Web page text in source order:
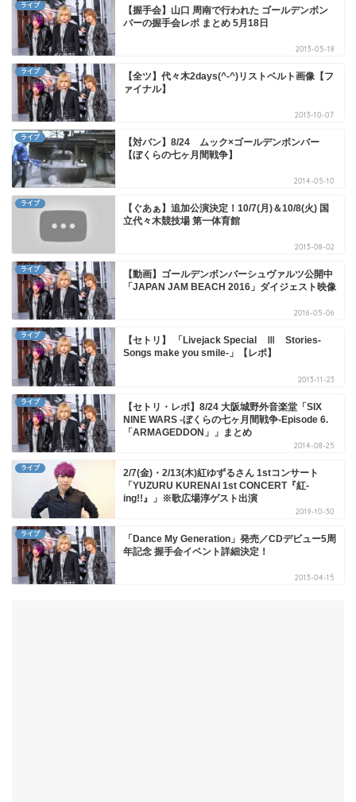
ライブ
【握手会】山口 周南で行われた ゴールデンボン
バーの握手会レポ まとめ 5月18日
2013-05-18
ライブ
【全ツ】代々木2days(^-^)リストベルト画像【フ
ァイナル】
2013-10-07
ライブ
【対バン】8/24 ムック×ゴールデンボンバー
【ぼくらの七ヶ月間戦争】
2014-05-10
ライブ
【ぐあぁ】追加公演決定！10/7(月)＆10/8(火) 国
立代々木競技場 第一体育館
2013-08-02
ライブ
【動画】ゴールデンボンバーシュヴァルツ公開中
「JAPAN JAM BEACH 2016」ダイジェスト映像
2016-05-06
ライブ
【セトリ】 「Livejack Special Ⅲ Stories-
Songs make you smile-」【レポ】
2013-11-23
ライブ
【セトリ・レポ】8/24 大阪城野外音楽堂「SIX
NINE WARS -ぼくらの七ヶ月間戦争-Episode 6.
「ARMAGEDDON」」まとめ
2014-08-25
ライブ
2/7(金)・2/13(木)紅ゆずるさん 1stコンサート
「YUZURU KURENAI 1st CONCERT『紅-
ing!!』」※歌広場淳ゲスト出演
2019-10-30
ライブ
「Dance My Generation」発売／CDデビュー5周
年記念 握手会イベント詳細決定！
2013-04-15